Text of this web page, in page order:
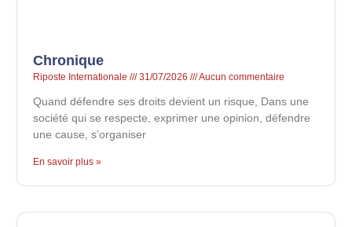
Chronique
Riposte Internationale 31/07/2026 Aucun commentaire
Quand défendre ses droits devient un risque, Dans une
société qui se respecte, exprimer une opinion, défendre
une cause, s’organiser
En savoir plus »